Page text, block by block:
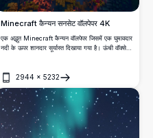
Minecraft कैन्यन सनसेट वॉलपेपर 4K
एक अद्भुत Minecraft कैन्यन वॉलपेपर जिसमें एक घुमावदार
नदी के ऊपर शानदार सूर्यास्त दिखाया गया है। ऊंची वॉक्सेल
हैं।
2944 × 5232
खोलें